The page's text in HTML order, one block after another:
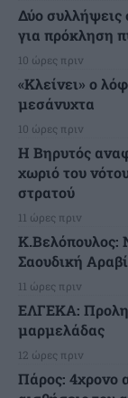
Δύο συλλήψεις
για πρόκληση
10 ώρες πριν
«Κλείνει» ο
μεσάνυχτα
10 ώρες πριν
Η Βηρυτός
χωριό του
στρατού
11 ώρες πριν
Κ.Βελόπουλος:
Σαουδική
11 ώρες πριν
ΕΛΓΕΚΑ:
μαρμελάδας
12 ώρες πριν
Πάρος: 4χρονο